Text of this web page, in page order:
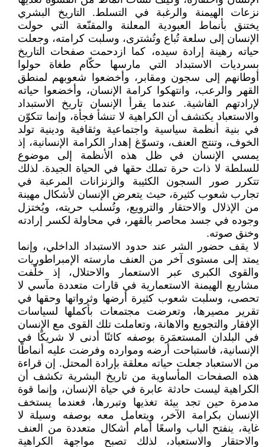
نزعات الهيمنة والرغبة في التسلط. التاريخ البشري
يختنق بأنماط العبودية المعلنة والمقنّعة التي حولت
الإنسان إلى سلعة تُباع وتُشترى، وسلبت كرامته، وجعلت
حياته رهينة إرادة سيده، كما ازدحمت صفحات التاريخ
بسرديات الاستبداد التي مارسها حكّام طغاة حولوا
أوطانهم إلى سجون ومقابر، وأخضعوا شعوبهم لمنطق
القهر والرعب، وانتهكوا كرامة الإنسان، وأخضعوا حياته
لإرادتهم الفاشية. عندما يقرأ الإنسان تاريخ الاستبداد
والاستعباد يكتشف أن الكراهية لا تنشأ فجأة، وإنما تتكوّن
في بنية أنظمة سياسية واجتماعية وثقافية ودينية تولد
الخوف، وتنتج العنف، وتسوّغ إهدار الكرامة الإنسانية، إذ
يمسي الإنسان في ظل هذه الأنظمة إلى موضوع
للسلطة لا ذات حرة تملك حقها في الحياة الجيدة. لذلك
تتكرر صور السجون الكئيبة والزنزانات المرعبة في
تجارب شعوب كثيرة، حيث يتعرض الإنسان لأشكال مهينة
من الإذلال والاحتقار والترويع، وتُسلب حريته، ويُختزل
وجوده في جسد محاصر بالقهر، في محاولة لكسر إرادته
وخنق صوته.
لا يقف حضور الشر عند حدود الاستبداد الداخلي، وإنما
يمتد إلى مستوى آخر من العنف مارسته الإمبراطوريات
والقوى الكبرى عبر الاستعمار والاحتلال، إذ خلّفت
مشاريع الهيمنة الاستعمارية في قارات متعددة مآسي لا
تحصى، وسلبت شعوب كثيرة أرضها وثرواتها وحقها في
تقرير مصيرها، وتعرضت مجتمعات بأكملها لسياسات
الإفقار والتجويع والاهانة، وتعاملت تلك القوى مع الإنسان
في البلدان المستعمَرة بوصفه كائنًا أدنى لا شريكًا في
الإنسانية، فاستباحت أرضه وموارده وفرضت عليه أنماطًا
من الاستعباد جعلت حياته معلقة بإرادة المحتل. إن قراءة
هذه الصفحات المأساوية من تاريخ البشرية تكشف أن
الكراهية ليست حادثة عابرة في حياة الإنسان، وإنما قوة
مدمرة حين تجد بيئة تغذيها وتبررها، فعندما يستخف
الإنسان بكرامة الآخر، ويتعامل معه بوصفه وسيلة لا
غاية، ينفتح الباب واسعًا أمام أشكال متعددة من العنف
والاحتقار والاستعباد، لذلك تصبح مواجهة الكراهية